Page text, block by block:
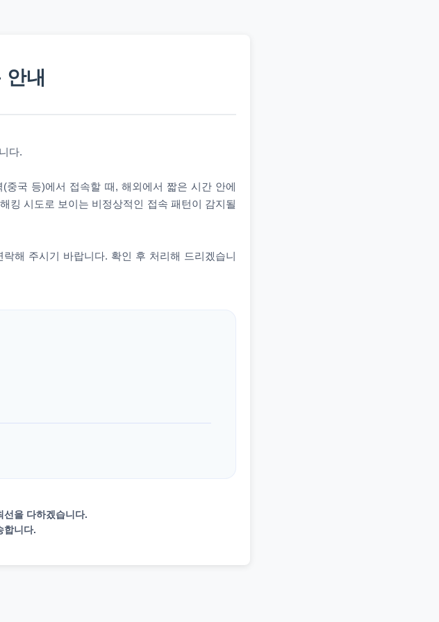
내
다.
국 등)에서 접속할 때, 해외에서 짧은 시간 안에
킹 시도로 보이는 비정상적인 접속 패턴이 감지될
해 주시기 바랍니다. 확인 후 처리해 드리겠습니
선을 다하겠습니다.
합니다.